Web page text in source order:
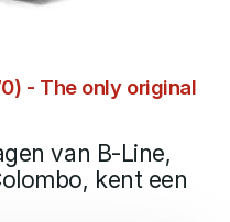
- The only original
van B-Line,
kent een